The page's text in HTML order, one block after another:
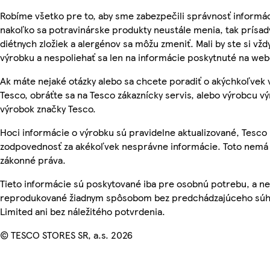
Robíme všetko pre to, aby sme zabezpečili správnosť
nakoľko sa potravinárske produkty neustále menia, tak
diétnych zložiek a alergénov sa môžu zmeniť. Mali by ste si
výrobku a nespoliehať sa len na informácie poskytnuté na
Ak máte nejaké otázky alebo sa chcete poradiť o akýchkoľvek
Tesco, obráťte sa na Tesco zákaznícky servis, alebo výrobcu
výrobok značky Tesco.
Hoci informácie o výrobku sú pravidelne aktualizované, Tesco
zodpovednosť za akékoľvek nesprávne informácie. Toto nemá
zákonné práva.
Tieto informácie sú poskytované iba pre osobnú potrebu, a
reprodukované žiadnym spôsobom bez predchádzajúceho
Limited ani bez náležitého potvrdenia.
© TESCO STORES SR, a.s. 2026